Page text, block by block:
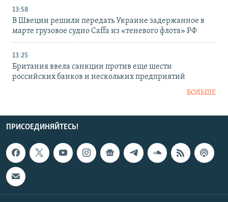
13:58
В Швеции решили передать Украине задержанное в
марте грузовое судно Caffa из «теневого флота» РФ
13:25
Британия ввела санкции против еще шести
российских банков и нескольких предприятий
БОЛЬШЕ
ПРИСОЕДИНЯЙТЕСЬ!